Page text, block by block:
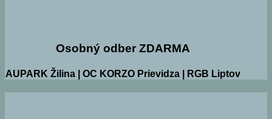
Osobný odber ZDARMA
AUPARK Žilina | OC KORZO Prievidza | RGB Liptov